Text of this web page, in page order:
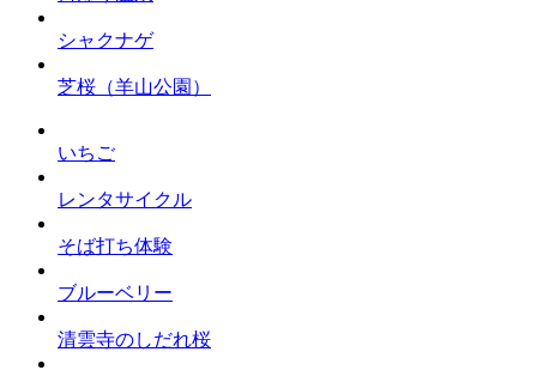
シャクナゲ
芝桜（羊山公園）
いちご
レンタサイクル
そば打ち体験
ブルーベリー
清雲寺のしだれ桜